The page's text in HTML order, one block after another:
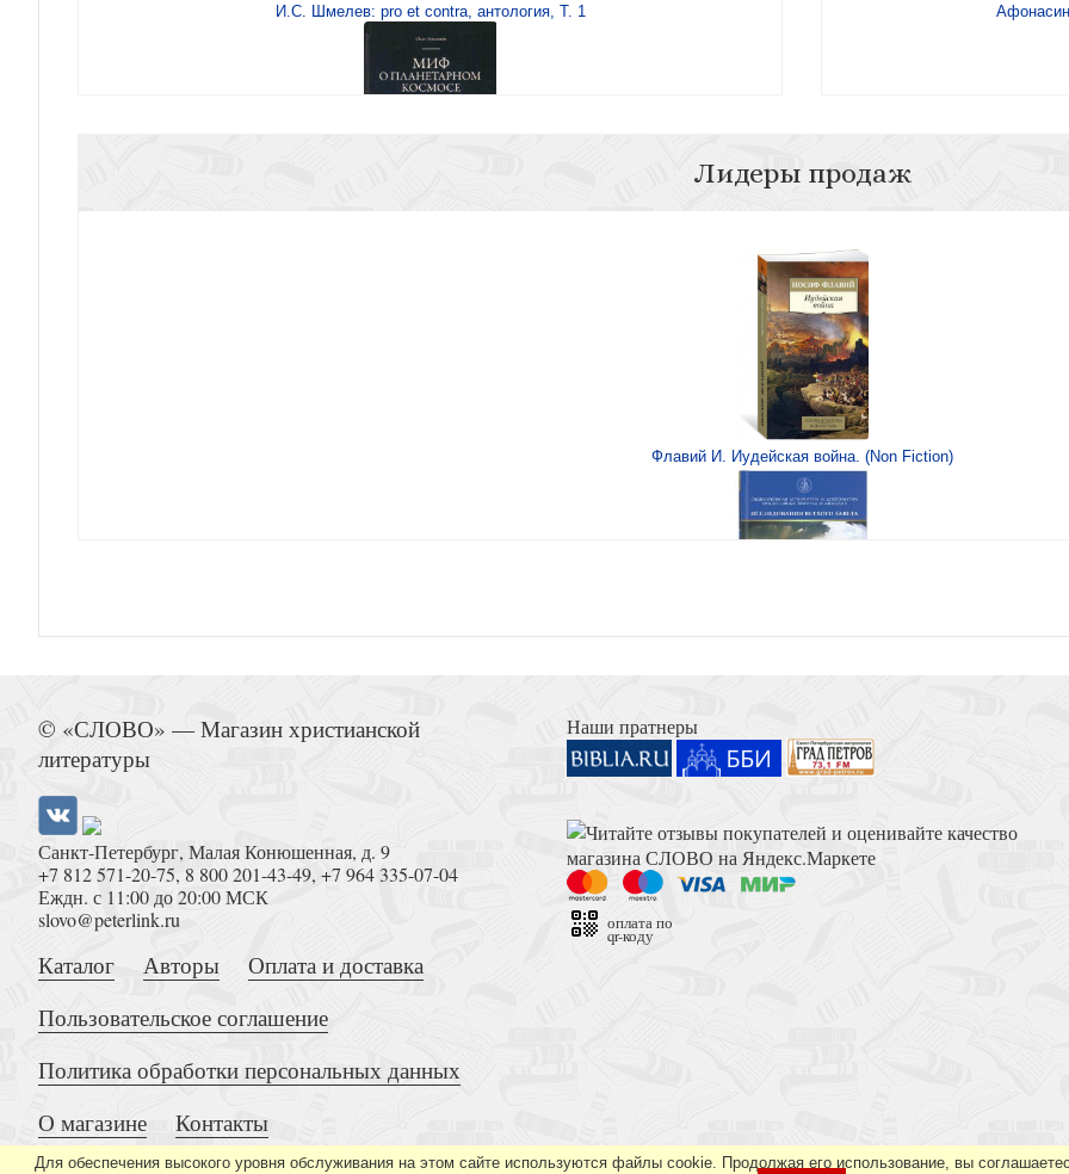
И.С. Шмелев: pro et contra, антология, Т. 1
Лидеры продаж
Флавий И. Иудейская война. (Non Fiction)
Книга Иисуса Навина
Толкование на Апокалипсис (Тихоний Африканский)
© «СЛОВО» — Магазин христианской
литературы
Санкт-Петербург, Малая Конюшенная, д. 9
+7 812 571-20-75, 8 800 201-43-49, +7 964 335-07-04
Еждн. с 11:00 до 20:00 МСК
slovo@peterlink.ru
Каталог Авторы
Оплата и доставка
Пользовательское соглашение
Политика обработки персональных данных
О магазине
Контакты
Наши пратнеры
оплата по
qr-коду
Для обеспечения высокого уровня обслуживания на этом сайте используются файлы cookie. Продолжая его использование, вы